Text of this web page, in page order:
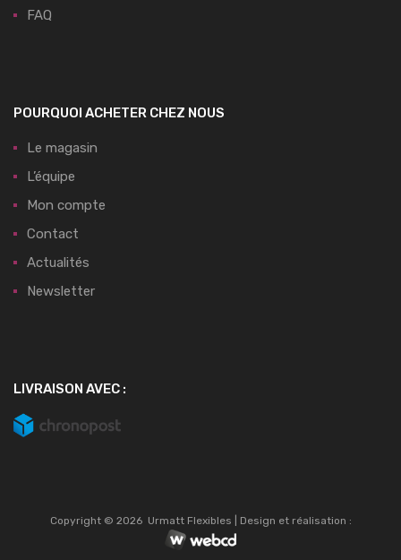
FAQ
POURQUOI ACHETER CHEZ NOUS
Le magasin
L’équipe
Mon compte
Contact
Actualités
Newsletter
LIVRAISON AVEC :
Copyright © 2026 Urmatt Flexibles | Design et réalisation :